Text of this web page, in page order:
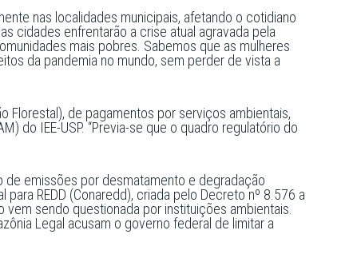
nas localidades municipais, afetando o cotidiano
cidades enfrentarão a crise atual agravada pela
mais pobres. Sabemos que as mulheres
da pandemia no mundo, sem perder de vista a
Florestal), de pagamentos por serviços ambientais,
do IEE-USP. “Previa-se que o quadro regulatório do
de emissões por desmatamento e degradação
REDD (Conaredd), criada pelo Decreto nº 8.576 a
sendo questionada por instituições ambientais.
Legal acusam o governo federal de limitar a